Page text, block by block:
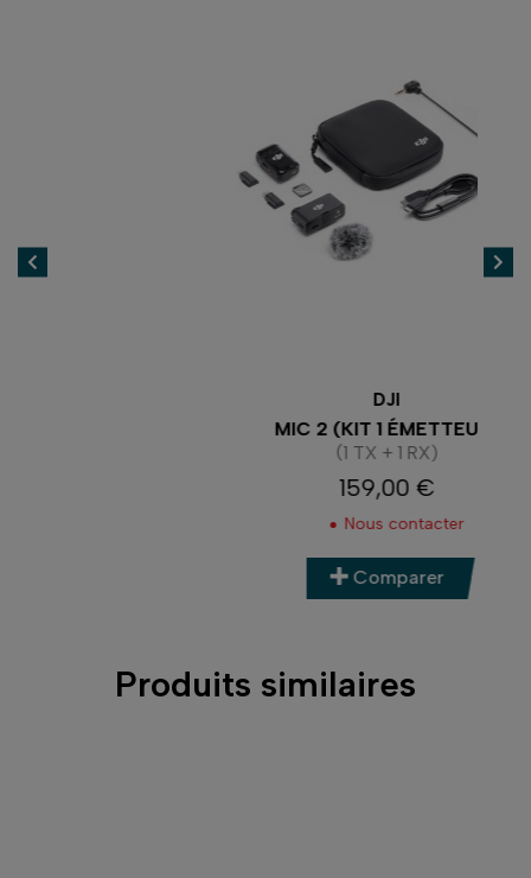
MIC 2 (KIT 1 ÉMETTEUR)
Nous contacter
Produits similaires